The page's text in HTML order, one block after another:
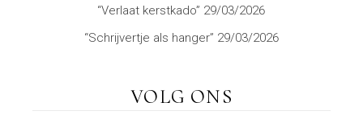
“Verlaat kerstkado” 29/03/2026
“Schrijvertje als hanger” 29/03/2026
VOLG ONS